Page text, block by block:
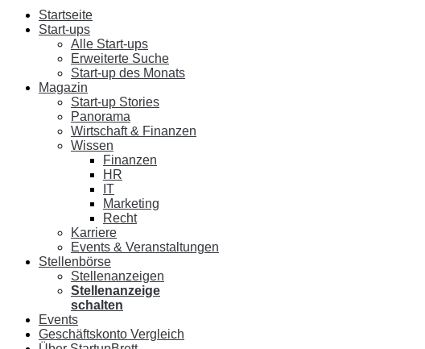
Startseite
Start-ups
Alle Start-ups
Erweiterte Suche
Start-up des Monats
Magazin
Start-up Stories
Panorama
Wirtschaft & Finanzen
Wissen
Finanzen
HR
IT
Marketing
Recht
Karriere
Events & Veranstaltungen
Stellenbörse
Stellenanzeigen
Stellenanzeige
schalten
Events
Geschäftskonto Vergleich